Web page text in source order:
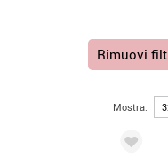
Rimuovi
Mostra: